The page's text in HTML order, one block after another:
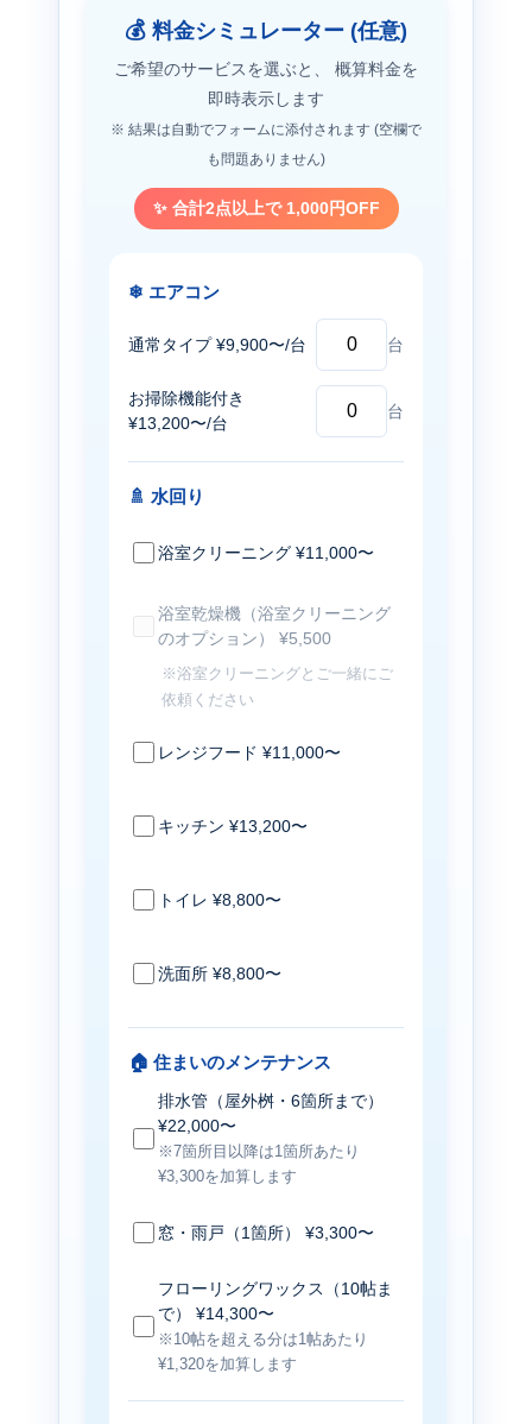
💰 料金シミュレーター (任意)
ご希望のサービスを選ぶと、 概算料金を
即時表示します
※ 結果は自動でフォームに添付されます (空欄で
も問題ありません)
✨ 合計2点以上で 1,000円OFF
❄ エアコン
通常タイプ ¥9,900〜/台 台
お掃除機能付き
¥13,200〜/台
台
🚿 水回り
浴室クリーニング ¥11,000〜
浴室乾燥機（浴室クリーニング
のオプション） ¥5,500
※浴室クリーニングとご一緒にご
依頼ください
レンジフード ¥11,000〜
キッチン ¥13,200〜
トイレ ¥8,800〜
洗面所 ¥8,800〜
🏠 住まいのメンテナンス
排水管（屋外桝・6箇所まで）
¥22,000〜
※7箇所目以降は1箇所あたり
¥3,300を加算します
窓・雨戸（1箇所） ¥3,300〜
フローリングワックス（10帖ま
で） ¥14,300〜
※10帖を超える分は1帖あたり
¥1,320を加算します